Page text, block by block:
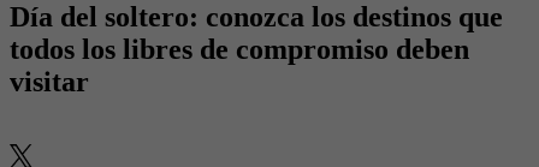
Día del soltero: conozca los destinos que
todos los libres de compromiso deben
visitar